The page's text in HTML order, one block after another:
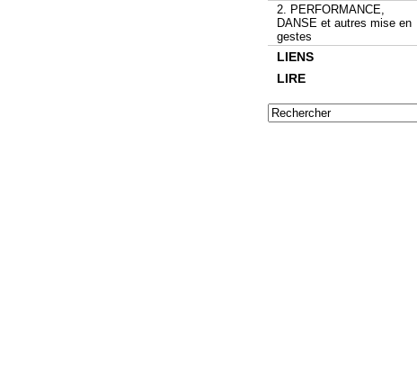
2. PERFORMANCE,
DANSE et autres mise en
gestes
LIENS
LIRE